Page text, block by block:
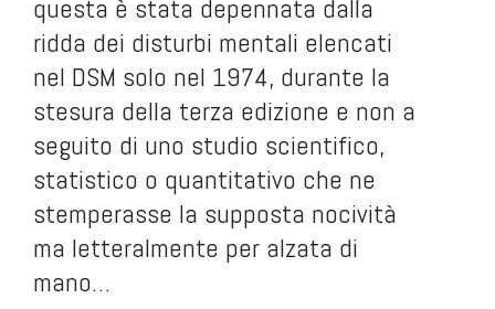
questa è stata depennata dalla
ridda dei disturbi mentali elencati
nel DSM solo nel 1974, durante la
stesura della terza edizione e non a
seguito di uno studio scientifico,
statistico o quantitativo che ne
stemperasse la supposta nocività
ma letteralmente per alzata di
mano…